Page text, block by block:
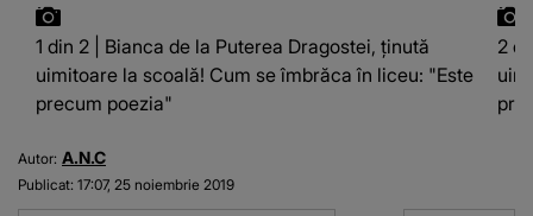
1 din 2 | Bianca de la Puterea Dragostei, ținută
uimitoare la scoală! Cum se îmbrăca în liceu: "Este
precum poezia"
2
Autor: A.N.C
Publicat: 17:07, 25 noiembrie 2019